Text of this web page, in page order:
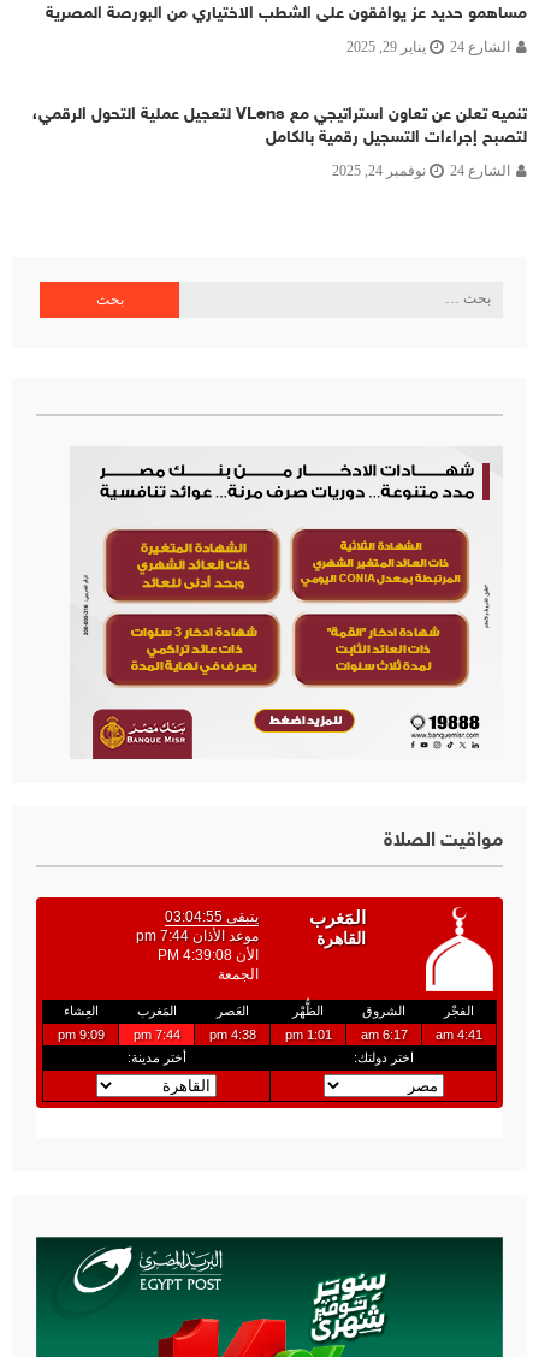
مساهمو حديد عز يوافقون على الشطب الاختياري من البورصة المصرية
الشارع 24 يناير 29, 2025
تنميه تعلن عن تعاون استراتيجي مع VLens لتعجيل عملية التحول الرقمي،
لتصبح إجراءات التسجيل رقمية بالكامل
الشارع 24 نوفمبر 24, 2025
البحث
مواقيت الصلاة